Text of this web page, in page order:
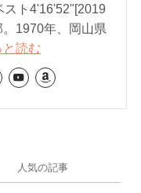
スト4'16'52"[2019
1970年、岡山県
と読む
人気の記事